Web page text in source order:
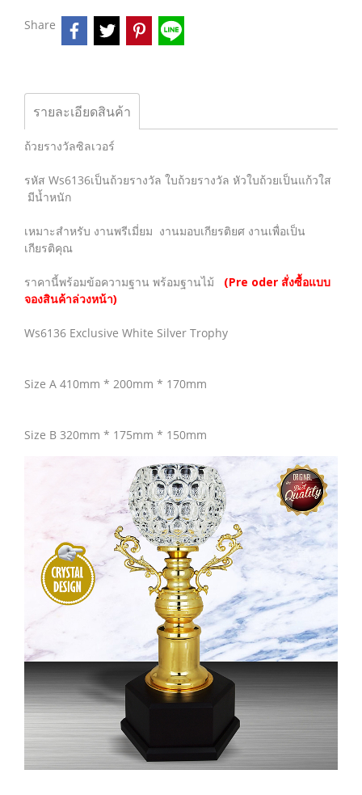
Share
รายละเอียดสินค้า
ถ้วยรางวัลซิลเวอร์
รหัส Ws6136เป็นถ้วยรางวัล ใบถ้วยรางวัล หัวใบถ้วยเป็นแก้วใส
มีน้ำหนัก
เหมาะสำหรับ งานพรีเมี่ยม งานมอบเกียรติยศ งานเพื่อเป็น
เกียรติคุณ
ราคานี้พร้อมข้อความฐาน พร้อมฐานไม้
(Pre oder สั่งซื้อแบบ
จองสินค้าล่วงหน้า)
Ws6136 Exclusive White Silver Trophy
Size A 410mm * 200mm * 170mm
Size B 320mm * 175mm * 150mm